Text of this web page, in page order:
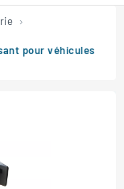
pour véhicules